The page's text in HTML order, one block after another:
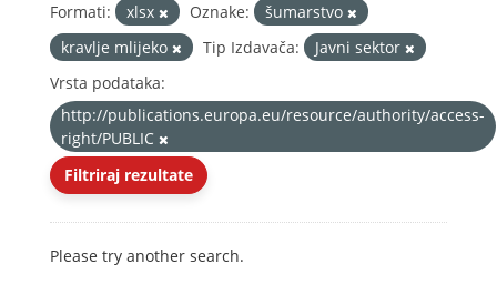
Formati: xlsx Oznake:
šumarstvo
kravlje mlijeko
Tip Izdavača:
Javni sektor
Vrsta podataka:
http://publications.europa.eu/resource/authority/access-
right/PUBLIC
Filtriraj rezultate
Please try another search.